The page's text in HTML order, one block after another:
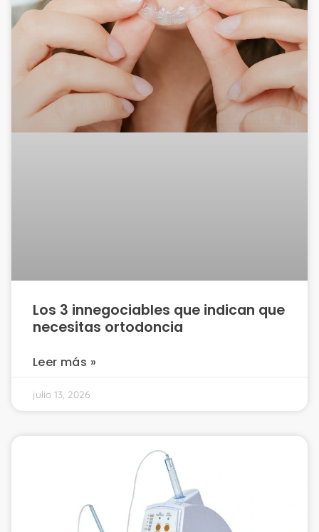
Los 3 innegociables que indican que
necesitas ortodoncia
Leer más »
julio 13, 2026